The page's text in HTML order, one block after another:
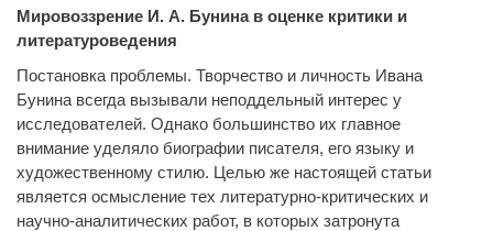
Мировоззрение И. А. Бунина в оценке критики и
литературоведения
Постановка проблемы. Творчество и личность Ивана
Бунина всегда вызывали неподдельный интерес у
исследователей. Однако большинство их главное
внимание уделяло биографии писателя, его языку и
художественному стилю. Целью же настоящей статьи
является осмысление тех литературно-критических и
научно-аналитических работ, в которых затронута